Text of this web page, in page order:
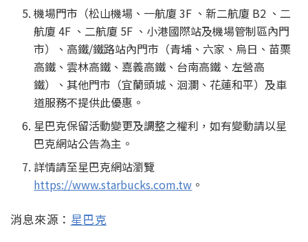
機場門市（松山機場、一航廈 3F 、新二航廈 B2 、二
航廈 4F 、二航廈 5F 、小港國際站及機場管制區內門
市）、高鐵/鐵路站內門市（青埔、六家、烏日、苗栗
高鐵、雲林高鐵、嘉義高鐵、台南高鐵、左營高
鐵）、其他門市（宜蘭頭城、洄瀾、花蓮和平）及車
道服務不提供此優惠。
星巴克保留活動變更及調整之權利，如有變動請以星
巴克網站公告為主。
詳情請至星巴克網站瀏覽
https://www.starbucks.com.tw 。
消息來源： 星巴克